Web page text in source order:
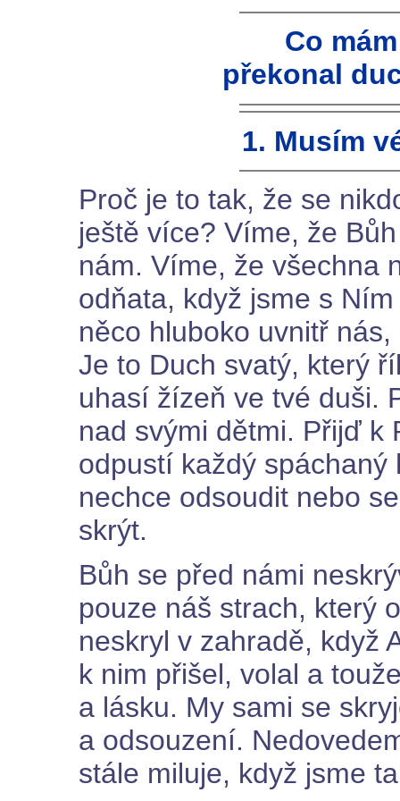
Co
překonal
1. Musím
Proč je to tak, že se
ještě více? Víme, že
nám. Víme, že všechna
odňata, když jsme s
něco hluboko uvnitř
Je to Duch svatý, který
uhasí žízeň ve tvé duši.
nad svými dětmi. Přijď k
odpustí každý
nechce odsoudit nebo
skrýt.
Bůh se před námi
pouze náš strach, který
neskryl v zahradě, když
k nim přišel, volal a
a lásku. My sami se
a odsouzení.
stále miluje, když jsme